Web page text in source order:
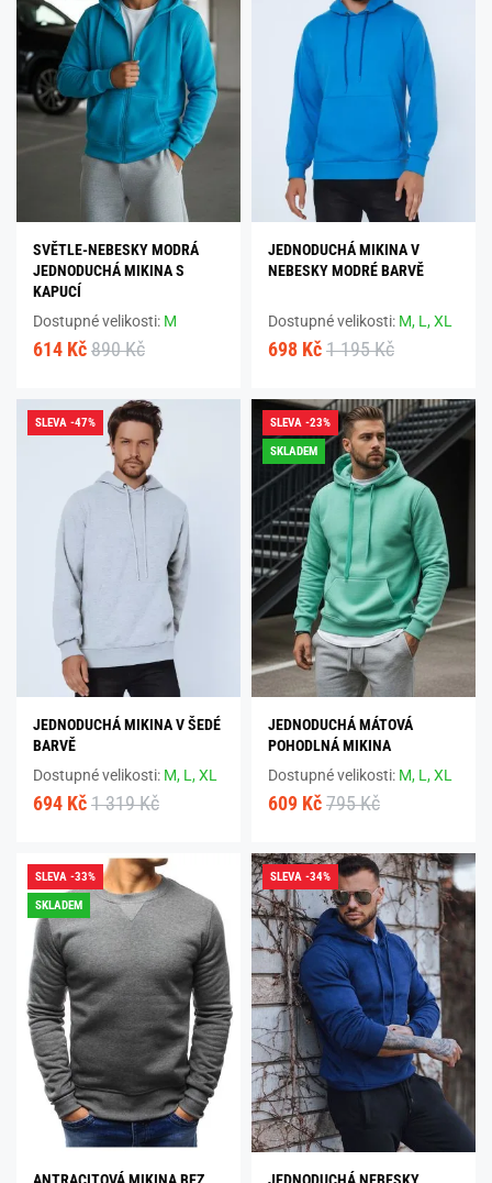
SVĚTLE-NEBESKY MODRÁ
JEDNODUCHÁ MIKINA S
KAPUCÍ
Dostupné velikosti: M
614 Kč 890 Kč
JEDNODUCHÁ MIKINA V
NEBESKY MODRÉ BARVĚ
Dostupné velikosti: M, L,XL
698 Kč 1 195 Kč
SLEVA -47%
JEDNODUCHÁ MIKINA V ŠEDÉ
BARVĚ
Dostupné velikosti: M, L,XL
694 Kč 1 319 Kč
SLEVA -23%
SKLADEM
JEDNODUCHÁ MÁTOVÁ
POHODLNÁ MIKINA
Dostupné velikosti: M, L,XL
609 Kč 795 Kč
SLEVA -33%
SKLADEM
SLEVA -34%